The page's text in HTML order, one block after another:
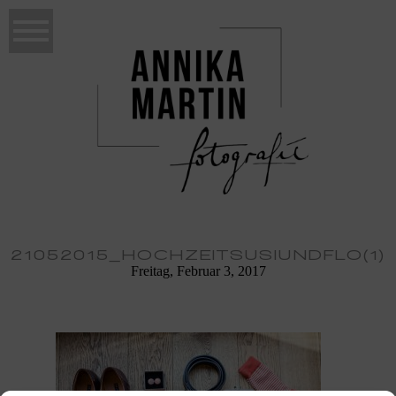
21052015_HOCHZEITSUSIUNDFLO(1)
Freitag, Februar 3, 2017